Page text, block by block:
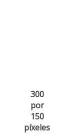
300
por
150
píxeles